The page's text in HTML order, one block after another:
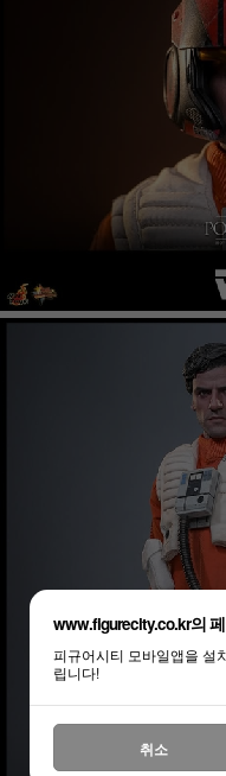
www.figurecity.co.kr의
피규어시티 모바일앱을 설
립니다!
취소